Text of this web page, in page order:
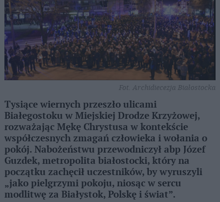
Fot. Archidiecezja Białostocka
Tysiące wiernych przeszło ulicami
Białegostoku w Miejskiej Drodze Krzyżowej,
rozważając Mękę Chrystusa w kontekście
współczesnych zmagań człowieka i wołania o
pokój. Nabożeństwu przewodniczył abp Józef
Guzdek, metropolita białostocki, który na
początku zachęcił uczestników, by wyruszyli
„jako pielgrzymi pokoju, niosąc w sercu
modlitwę za Białystok, Polskę i świat”.